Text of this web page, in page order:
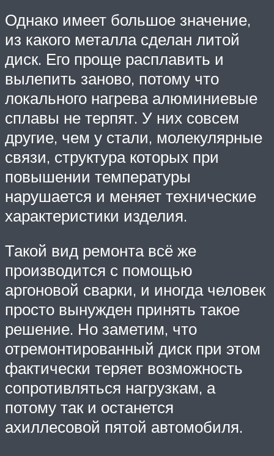
Однако имеет большое значение,
из какого металла сделан литой
диск. Его проще расплавить и
вылепить заново, потому что
локального нагрева алюминиевые
сплавы не терпят. У них совсем
другие, чем у стали, молекулярные
связи, структура которых при
повышении температуры
нарушается и меняет технические
характеристики изделия.
Такой вид ремонта всё же
производится с помощью
аргоновой сварки, и иногда человек
просто вынужден принять такое
решение. Но заметим, что
отремонтированный диск при этом
фактически теряет возможность
сопротивляться нагрузкам, а
потому так и останется
ахиллесовой пятой автомобиля.